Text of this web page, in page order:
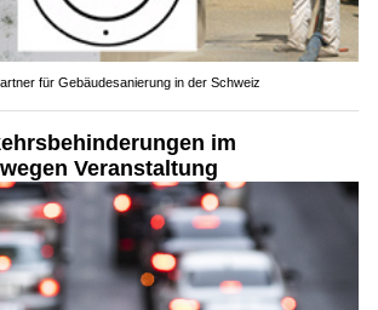
für Gebäudesanierung in der Schweiz
im
Veranstaltung